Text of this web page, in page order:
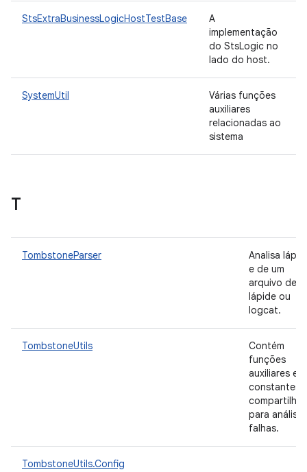
StsExtraBusinessLogicHostTestBase
A
implementação
do StsLogic no
lado do host.
SystemUtil
Várias funções
auxiliares
relacionadas ao
sistema
T
TombstoneParser
Analisa
e de um
arquivo de
lápide ou
logcat.
TombstoneUtils
Contém
funções
auxiliares e
constantes
para análise
falhas.
TombstoneUtils.Config